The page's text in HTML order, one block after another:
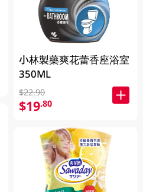
小林製藥爽花蕾香座浴室
350ML
$22.90
$19.80